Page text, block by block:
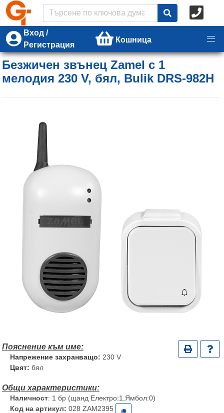
Вход /
Регистрация
Кошница
Безжичен звънец Zamel с 1
мелодия 230 V, бял, Bulik DRS-982H
Напрежение захранващо: 230 V
Цвят: бял
Наличност: 1 бр (щанд Електро:1,Ямбол:0)
Код на артикул: 028 ZAM2395